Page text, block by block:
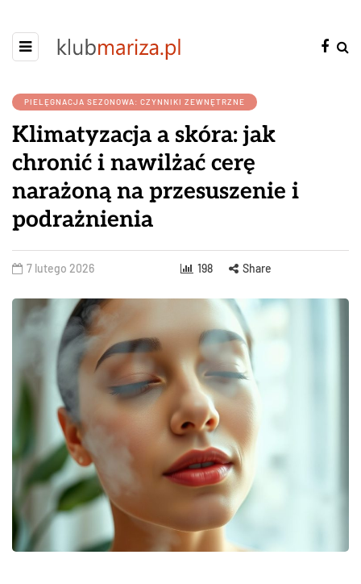
PIELĘGNACJA SEZONOWA: CZYNNIKI ZEWNĘTRZNE
Klimatyzacja a skóra: jak
chronić i nawilżać cerę
narażoną na przesuszenie i
podrażnienia
7 lutego 2026 198 Share